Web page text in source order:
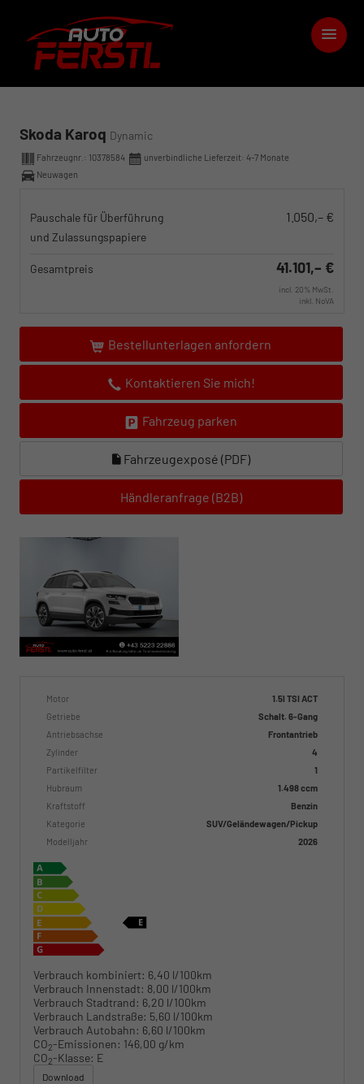
Skoda Karoq Dynamic
Fahrzeugnr.: 10378584
unverbindliche Lieferzeit: 4-7 Monate
Neuwagen
Pauschale für Überführung
und Zulassungspapiere
1.050,– €
Gesamtpreis 41.101,– €
incl. 20% MwSt.
inkl. NoVA
Bestellunterlagen anfordern
Kontaktieren Sie mich!
Fahrzeug parken
Fahrzeugexposé (PDF)
Händleranfrage (B2B)
Motor
1.5l TSI ACT
Getriebe
Schalt. 6-Gang
Antriebsachse
Frontantrieb
Zylinder
4
Partikelfilter
1
Hubraum
1.498 ccm
Kraftstoff
Benzin
Kategorie
SUV/Geländewagen/Pickup
Modelljahr
2026
Verbrauch kombiniert: 6,40 l/100km
Verbrauch Innenstadt: 8,00 l/100km
Verbrauch Stadtrand: 6,20 l/100km
Verbrauch Landstraße: 5,60 l/100km
Verbrauch Autobahn: 6,60 l/100km
CO2-Emissionen: 146,00 g/km
CO2-Klasse: E
Download